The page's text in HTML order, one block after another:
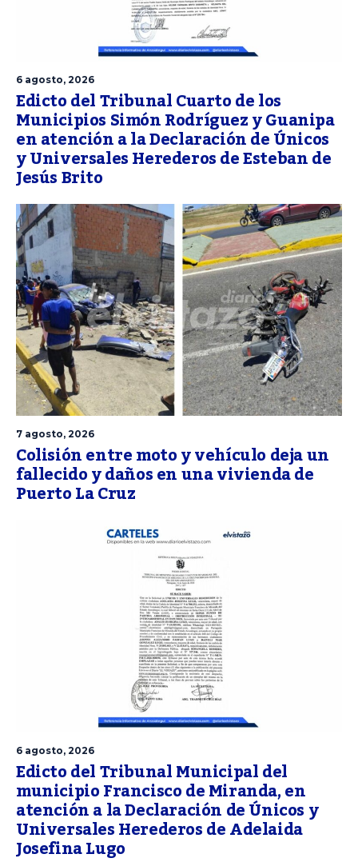
6 agosto, 2026
Edicto del Tribunal Cuarto de los
Municipios Simón Rodríguez y Guanipa
en atención a la Declaración de Únicos
y Universales Herederos de Esteban de
Jesús Brito
7 agosto, 2026
Colisión entre moto y vehículo deja un
fallecido y daños en una vivienda de
Puerto La Cruz
6 agosto, 2026
Edicto del Tribunal Municipal del
municipio Francisco de Miranda, en
atención a la Declaración de Únicos y
Universales Herederos de Adelaida
Josefina Lugo